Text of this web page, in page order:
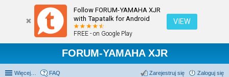
Follow FORUM-YAMAHA XJR
with Tapatalk for Android
FREE - on Google Play
VIEW
FORUM-YAMAHA XJR
Więcej… FAQ Zaloguj się
Zarejestruj się